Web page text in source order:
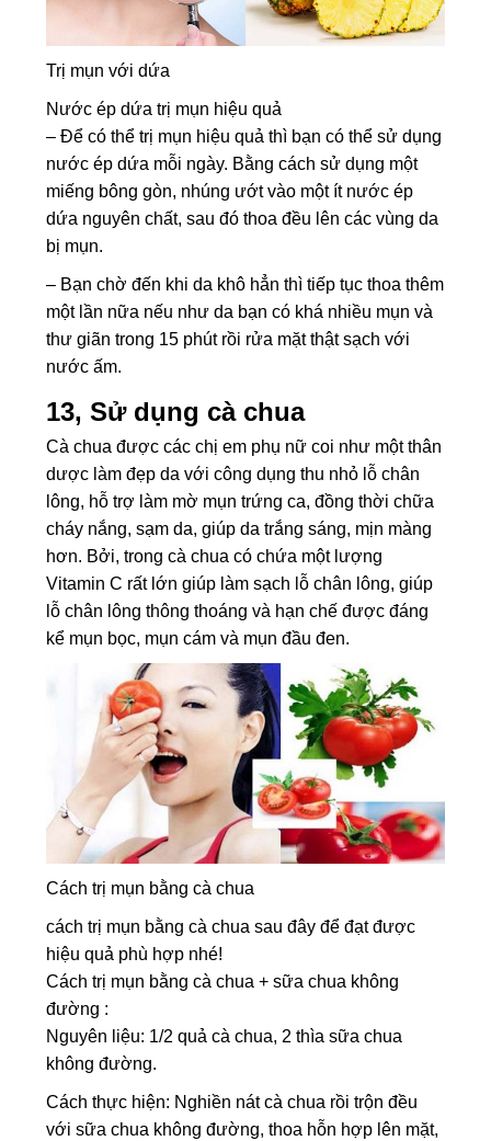
Trị mụn với dứa
Nước ép dứa trị mụn hiệu quả
– Để có thể trị mụn hiệu quả thì bạn có thể sử dụng
nước ép dứa mỗi ngày. Bằng cách sử dụng một
miếng bông gòn, nhúng ướt vào một ít nước ép
dứa nguyên chất, sau đó thoa đều lên các vùng da
bị mụn.
– Bạn chờ đến khi da khô hẳn thì tiếp tục thoa thêm
một lần nữa nếu như da bạn có khá nhiều mụn và
thư giãn trong 15 phút rồi rửa mặt thật sạch với
nước ấm.
13, Sử dụng cà chua
Cà chua được các chị em phụ nữ coi như một thân
dược làm đẹp da với công dụng thu nhỏ lỗ chân
lông, hỗ trợ làm mờ mụn trứng ca, đồng thời chữa
cháy nắng, sạm da, giúp da trắng sáng, mịn màng
hơn. Bởi, trong cà chua có chứa một lượng
Vitamin C rất lớn giúp làm sạch lỗ chân lông, giúp
lỗ chân lông thông thoáng và hạn chế được đáng
kể mụn bọc, mụn cám và mụn đầu đen.
Cách trị mụn bằng cà chua
cách trị mụn bằng cà chua sau đây để đạt được
hiệu quả phù hợp nhé!
Cách trị mụn bằng cà chua + sữa chua không
đường :
Nguyên liệu: 1/2 quả cà chua, 2 thìa sữa chua
không đường.
Cách thực hiện: Nghiền nát cà chua rồi trộn đều
với sữa chua không đường, thoa hỗn hợp lên mặt,